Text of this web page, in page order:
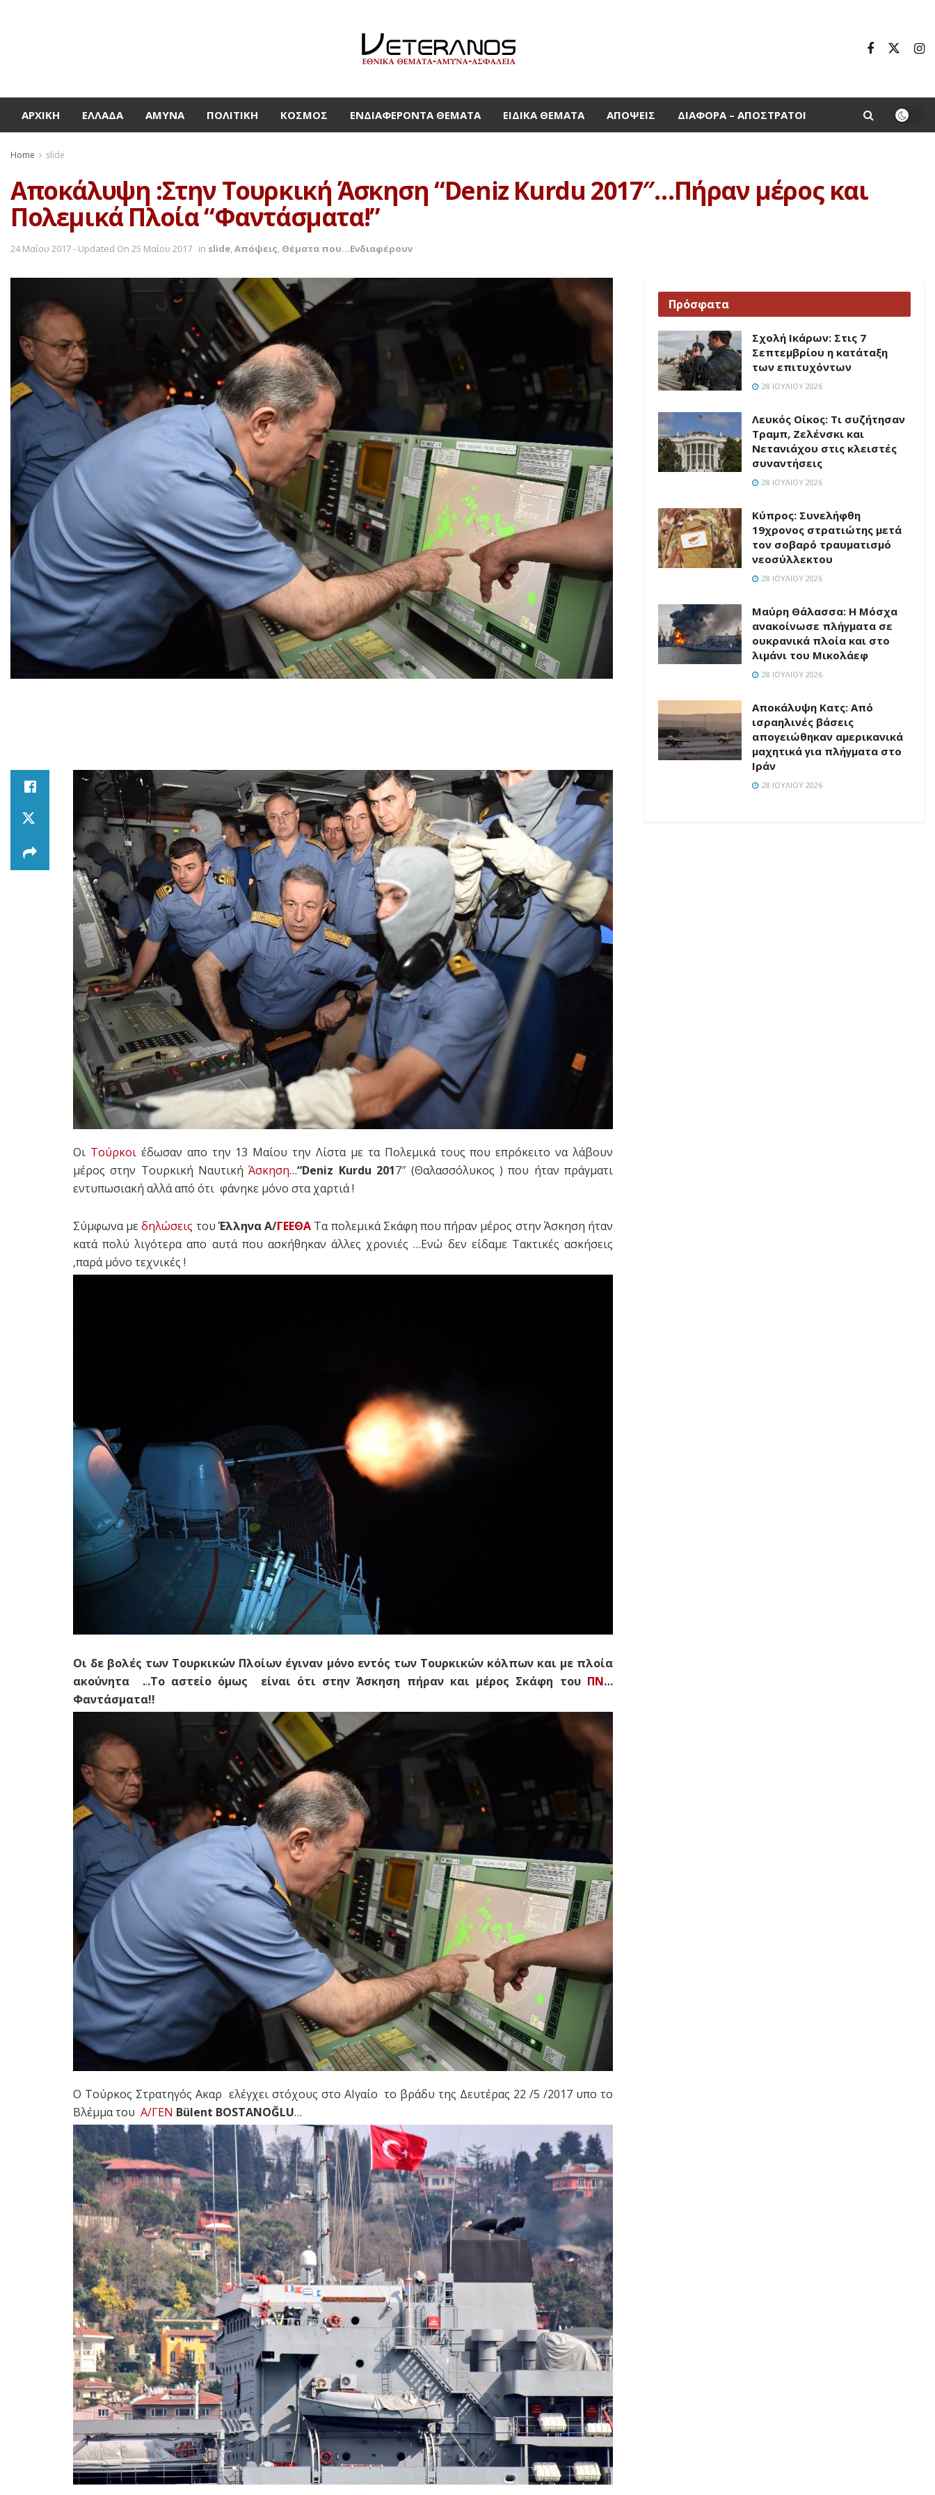
ΑΡΧΙΚΉ ΕΛΛΆΔΑ ΆΜΥΝΑ ΠΟΛΙΤΙΚΉ ΚΌΣΜΟΣ ΕΝΔΙΑΦΈΡΟΝΤΑ ΘΈΜΑΤΑ ΕΙΔΙΚΆ ΘΈΜΑΤΑ ΑΠΌΨΕΙΣ ΔΙΆΦΟΡΑ – ΑΠΌΣΤΡΑΤΟΙ
Home slide
Αποκάλυψη :Στην Τουρκική Άσκηση “Deniz Kurdu 2017″…Πήραν μέρος και
Πολεμικά Πλοία “Φαντάσματα!”
24 Μαΐου 2017 - Updated On 25 Μαΐου 2017 in slide,Απόψεις, Θέματα που...Ενδιαφέρουν
Οι Τούρκοιέδωσαν απο την 13 Μαίου την Λίστα με τα Πολεμικά τους που επρόκειτο να λάβουν
μέρος στην Τουρκική ΝαυτικήΆσκηση…“Deniz Kurdu 2017″ (Θαλασσόλυκος ) που ήταν πράγματι
εντυπωσιακή αλλά από ότι φάνηκε μόνο στα χαρτιά !
Σύμφωνα μεδηλώσεις τουΈλληνα Α/ΓΕΕΘΑ Τα πολεμικά Σκάφη που πήραν μέρος στην Άσκηση ήταν
κατά πολύ λιγότερα απο αυτά που ασκήθηκαν άλλες χρονιές …Ενώ δεν είδαμε Tακτικές ασκήσεις
,παρά μόνο τεχνικές !
Οι δε βολές των Τουρκικών Πλοίων έγιναν μόνο εντός των Τουρκικών κόλπων και με πλοία
ακούνητα ...Το αστείο όμως είναι ότι στην Άσκηση πήραν και μέρος Σκάφη του ΠΝ…
Φαντάσματα!!
O Τούρκος Στρατηγός Ακαρ ελέγχει στόχους στο ΑΙγαίο το βράδυ της Δευτέρας 22 /5 /2017 υπο το
Βλέμμα του Α/ΓΕΝ Bülent BOSTANOĞLU…
Πρόσφατα
Σχολή Ικάρων: Στις 7
Σεπτεμβρίου η κατάταξη
των επιτυχόντων
28 ΙΟΥΛΊΟΥ 2026
Λευκός Οίκος: Τι συζήτησαν
Τραμπ, Ζελένσκι και
Νετανιάχου στις κλειστές
συναντήσεις
28 ΙΟΥΛΊΟΥ 2026
Κύπρος: Συνελήφθη
19χρονος στρατιώτης μετά
τον σοβαρό τραυματισμό
νεοσύλλεκτου
28 ΙΟΥΛΊΟΥ 2026
Μαύρη Θάλασσα: Η Μόσχα
ανακοίνωσε πλήγματα σε
ουκρανικά πλοία και στο
λιμάνι του Μικολάεφ
28 ΙΟΥΛΊΟΥ 2026
Αποκάλυψη Κατς: Από
ισραηλινές βάσεις
απογειώθηκαν αμερικανικά
μαχητικά για πλήγματα στο
Ιράν
28 ΙΟΥΛΊΟΥ 2026